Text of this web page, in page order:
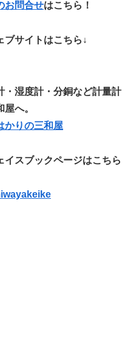
お問合せはこちら！
ブサイトはこちら↓
・湿度計・分銅など計量計
へ。
りの三和屋
イスブックページはこちら